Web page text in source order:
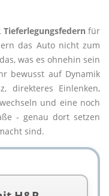
Tieferlegungsfedern für
das Auto nicht zum
was es ohnehin sein
bewusst auf Dynamik
direkteres Einlenken,
und eine noch
- genau dort setzen
sind.